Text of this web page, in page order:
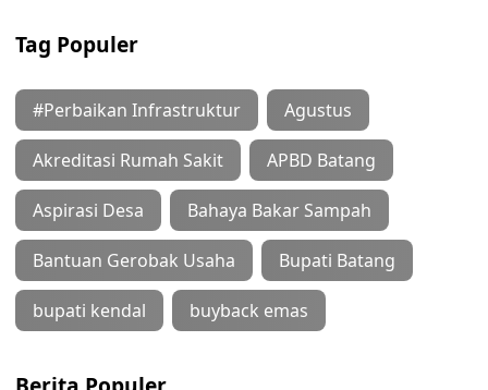
Tag Populer
#Perbaikan Infrastruktur Agustus
Akreditasi Rumah Sakit APBD Batang
Aspirasi Desa Bahaya Bakar Sampah
Bantuan Gerobak Usaha Bupati Batang
bupati kendal buyback emas